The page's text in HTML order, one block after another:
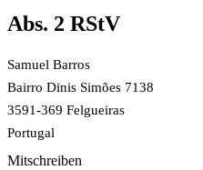
Abs. 2 RStV
Samuel Barros
Bairro Dinis Simões 7138
3591-369 Felgueiras
Portugal
Mitschreiben